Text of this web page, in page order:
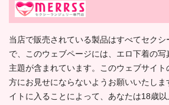
当店で販売されている製品はすべてセクシ
で、このウェブページには、エロ下着の写
主題が含まれています。このウェブサイ
方にお見せにならないようお願いいたしま
イトに入ることによって、あなたは18歳